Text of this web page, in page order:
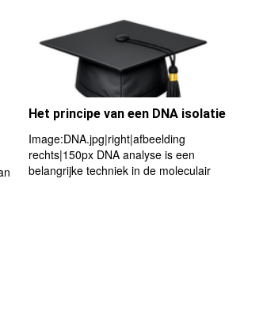
Het principe van een DNA isolatie
Image:DNA.jpg|right|afbeelding
rechts|150px DNA analyse is een
belangrijke techniek in de moleculair